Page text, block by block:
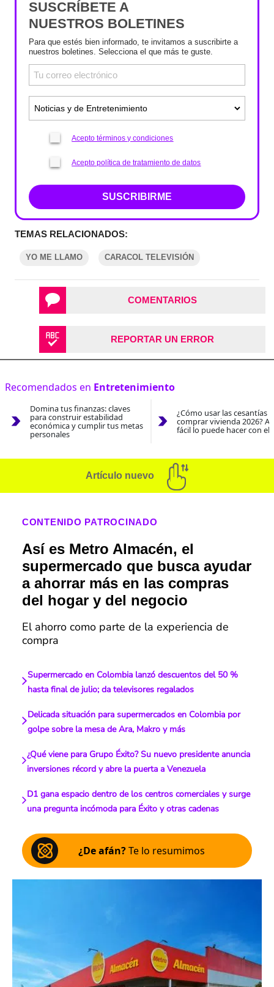
SUSCRÍBETE A
NUESTROS BOLETINES
Para que estés bien informado, te invitamos a suscribirte a
nuestros boletines. Selecciona el que más te guste.
Acepto términos y condiciones
Acepto política de tratamiento de datos
SUSCRIBIRME
TEMAS RELACIONADOS:
YO ME LLAMO CARACOL TELEVISIÓN
COMENTARIOS
REPORTAR UN ERROR
Recomendados en Entretenimiento
Domina tus finanzas: claves
para construir estabilidad
económica y cumplir tus metas
personales
¿Cómo usar las cesantías
comprar vivienda 2026?
fácil lo puede hacer con el
Artículo nuevo
CONTENIDO PATROCINADO
Así es Metro Almacén, el
supermercado que busca ayudar
a ahorrar más en las compras
del hogar y del negocio
El ahorro como parte de la experiencia de
compra
Supermercado en Colombia lanzó descuentos del 50 %
hasta final de julio; da televisores regalados
Delicada situación para supermercados en Colombia por
golpe sobre la mesa de Ara, Makro y más
¿Qué viene para Grupo Éxito? Su nuevo presidente anuncia
inversiones récord y abre la puerta a Venezuela
D1 gana espacio dentro de los centros comerciales y surge
una pregunta incómoda para Éxito y otras cadenas
¿De afán?Te lo resumimos